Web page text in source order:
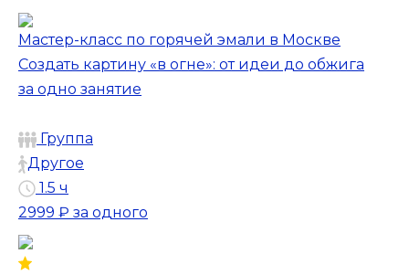
Мастер-класс по горячей эмали в Москве
Создать картину «в огне»: от идеи до обжига
за одно занятие
Группа
Другое
1.5 ч
2999 ₽ за одного